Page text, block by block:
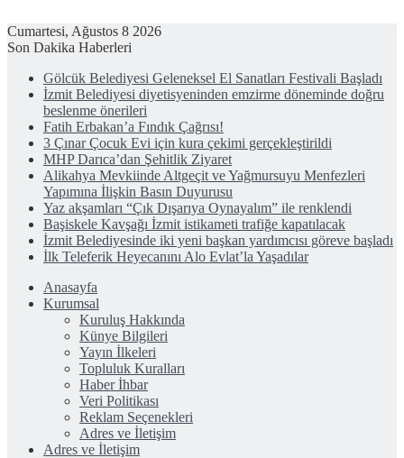
Cumartesi, Ağustos 8 2026
Son Dakika Haberleri
Gölcük Belediyesi Geleneksel El Sanatları Festivali Başladı
İzmit Belediyesi diyetisyeninden emzirme döneminde doğru
beslenme önerileri
Fatih Erbakan’a Fındık Çağrısı!
3 Çınar Çocuk Evi için kura çekimi gerçekleştirildi
MHP Darıca’dan Şehitlik Ziyaret
Alikahya Mevkiinde Altgeçit ve Yağmursuyu Menfezleri
Yapımına İlişkin Basın Duyurusu
Yaz akşamları “Çık Dışarıya Oynayalım” ile renklendi
Başiskele Kavşağı İzmit istikameti trafiğe kapatılacak
İzmit Belediyesinde iki yeni başkan yardımcısı göreve başladı
İlk Teleferik Heyecanını Alo Evlat’la Yaşadılar
Anasayfa
Kurumsal
Kuruluş Hakkında
Künye Bilgileri
Yayın İlkeleri
Topluluk Kuralları
Haber İhbar
Veri Politikası
Reklam Seçenekleri
Adres ve İletişim
Adres ve İletişim